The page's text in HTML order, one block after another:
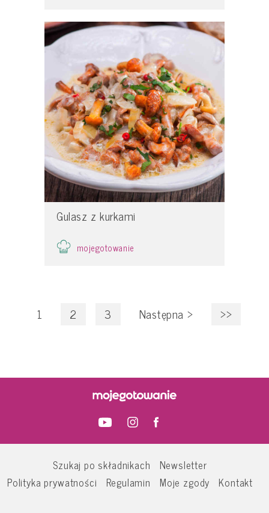
Gulasz z kurkami
mojegotowanie
1 2 3 Następna > >>
Szukaj po składnikach
Newsletter
Polityka prywatności
Regulamin Moje zgody Kontakt